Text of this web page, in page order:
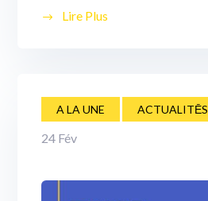
Lire Plus
A LA UNE ACTUALITĒS
24 Fév